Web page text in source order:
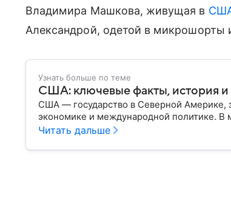
Владимира Машкова, живущая в
Александрой, одетой в микрошорты
Узнать больше по теме
США: ключевые факты, история и
США — государство в Северной Америке,
экономике и международной политике. В
Читать дальше